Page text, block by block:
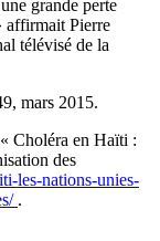
grande perte
affirmait Pierre
télévisé de la
mars 2015.
Choléra en Haïti :
des
les-nations-unies-
.